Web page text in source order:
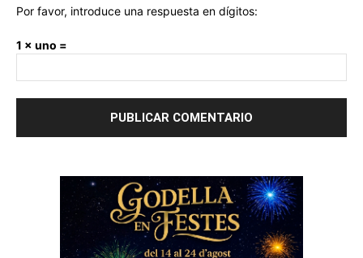
Por favor, introduce una respuesta en dígitos:
1 × uno =